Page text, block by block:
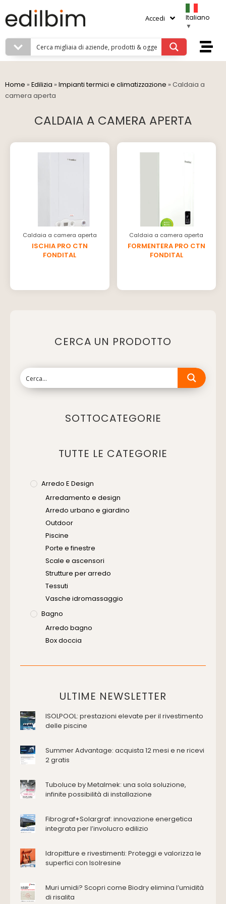
Accedi
Italiano
▼
Home » Edilizia » Impianti termici e climatizzazione » Caldaia a
camera aperta
CALDAIA A CAMERA APERTA
Caldaia a camera aperta
ISCHIA PRO CTN
FONDITAL
Caldaia a camera aperta
FORMENTERA PRO CTN
FONDITAL
CERCA UN PRODOTTO
SOTTOCATEGORIE
TUTTE LE CATEGORIE
Arredo E Design
Arredamento e design
Arredo urbano e giardino
Outdoor
Piscine
Porte e finestre
Scale e ascensori
Strutture per arredo
Tessuti
Vasche idromassaggio
Bagno
Arredo bagno
Box doccia
Placche di comando per wc
Domotica Ed Impianti Elettrici
Edilizia
Antincendio e sicurezza
Attrezzature manuali
Cappe d'aspirazione
Consolidamento
Deumidificazione
Energie rinnovabili
Ferramenta e fissaggi
Impianti idrici e depurazione
Impianti termici e climatizzazione
ULTIME NEWSLETTER
ISOLPOOL: prestazioni elevate per il rivestimento
delle piscine
Summer Advantage: acquista 12 mesi e ne ricevi
2 gratis
Tuboluce by Metalmek: una sola soluzione,
infinite possibilità di installazione
Fibrograf+Solargraf: innovazione energetica
integrata per l’involucro edilizio
Idropitture e rivestimenti: Proteggi e valorizza le
superfici con Isolresine
Muri umidi? Scopri come Biodry elimina l’umidità
di risalita